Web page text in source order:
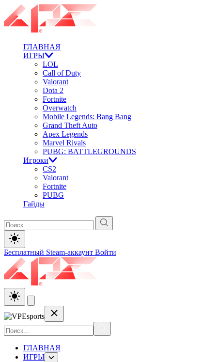
ГЛАВНАЯ
ИГРЫ
LOL
Call of Duty
Valorant
Dota 2
Fortnite
Overwatch
Mobile Legends: Bang Bang
Grand Theft Auto
Apex Legends
Marvel Rivals
PUBG: BATTLEGROUNDS
Игроки
CS2
Valorant
Fortnite
PUBG
Гайды
Бесплатный Steam-аккаунт Войти
ГЛАВНАЯ
ИГРЫ